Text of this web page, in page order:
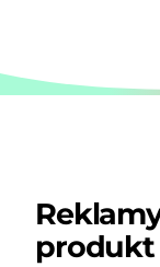
produkt